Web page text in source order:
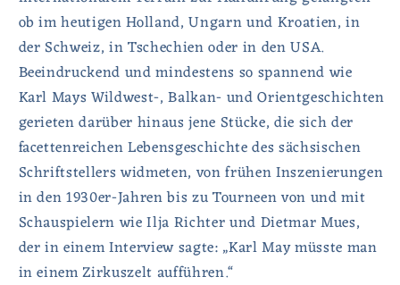
ob im heutigen Holland, Ungarn und Kroatien, in
der Schweiz, in Tschechien oder in den USA.
Beeindruckend und mindestens so spannend wie
Karl Mays Wildwest-, Balkan- und Orientgeschichten
gerieten darüber hinaus jene Stücke, die sich der
facettenreichen Lebensgeschichte des sächsischen
Schriftstellers widmeten, von frühen Inszenierungen
in den 1930er-Jahren bis zu Tourneen von und mit
Schauspielern wie Ilja Richter und Dietmar Mues,
der in einem Interview sagte: „Karl May müsste man
in einem Zirkuszelt aufführen.“